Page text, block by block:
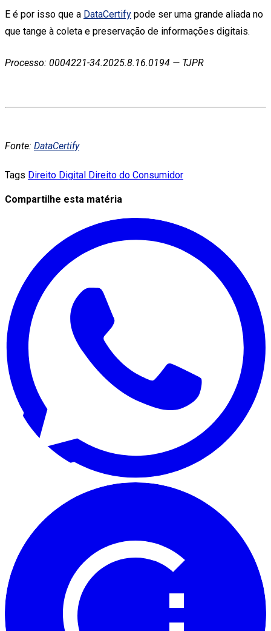
E é por isso que a DataCertify pode ser uma grande aliada no
que tange à coleta e preservação de informações digitais.
Processo: 0004221-34.2025.8.16.0194 — TJPR
Fonte: DataCertify
Tags Direito Digital Direito do Consumidor
Compartilhe esta matéria